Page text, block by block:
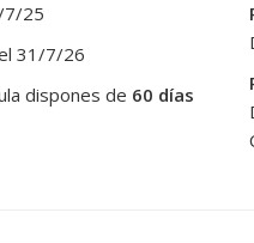
7/25
31/7/26
dispones de 60 días